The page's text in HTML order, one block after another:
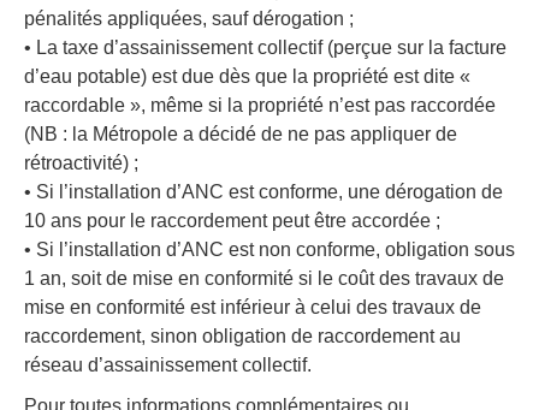
pénalités appliquées, sauf dérogation ;
• La taxe d’assainissement collectif (perçue sur la facture
d’eau potable) est due dès que la propriété est dite «
raccordable », même si la propriété n’est pas raccordée
(NB : la Métropole a décidé de ne pas appliquer de
rétroactivité) ;
• Si l’installation d’ANC est conforme, une dérogation de
10 ans pour le raccordement peut être accordée ;
• Si l’installation d’ANC est non conforme, obligation sous
1 an, soit de mise en conformité si le coût des travaux de
mise en conformité est inférieur à celui des travaux de
raccordement, sinon obligation de raccordement au
réseau d’assainissement collectif.